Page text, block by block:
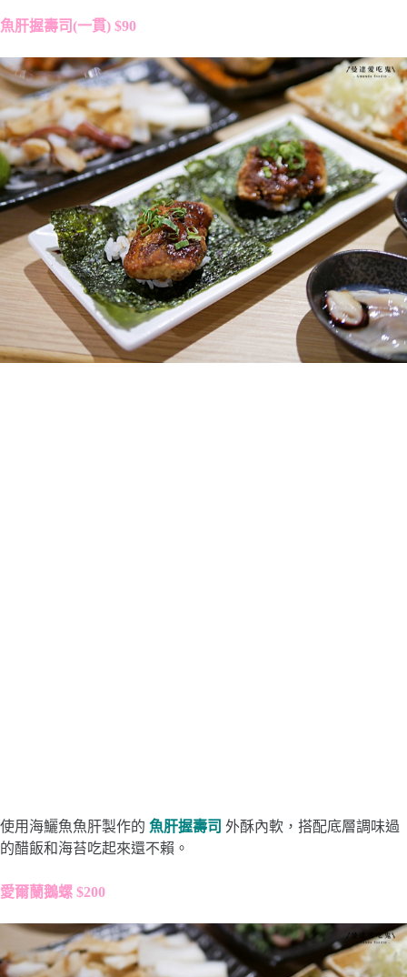
魚肝握壽司(一貫) $90
使用海鱺魚魚肝製作的 魚肝握壽司 外酥內軟，搭配底層調味過
的醋飯和海苔吃起來還不賴。
愛爾蘭鵝螺 $200